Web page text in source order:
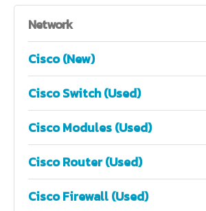
Network
Cisco (New)
Cisco Switch (Used)
Cisco Modules (Used)
Cisco Router (Used)
Cisco Firewall (Used)